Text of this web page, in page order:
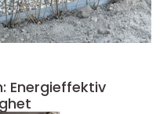
Energieffektiv